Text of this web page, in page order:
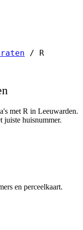
/ R
met R in Leeuwarden.
juiste huisnummer.
en perceelkaart.